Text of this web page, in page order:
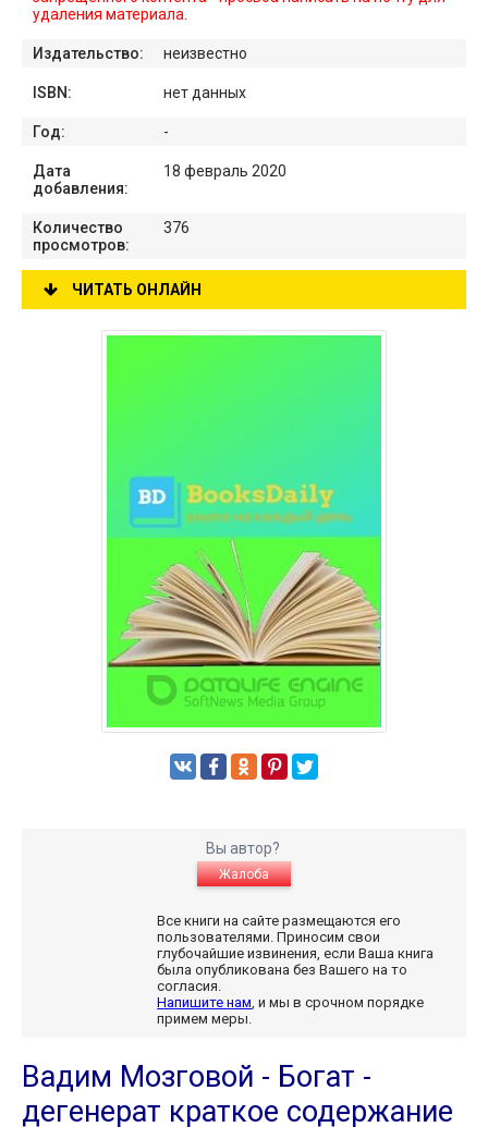
удаления материала.
Издательство: неизвестно
ISBN: нет данных
Год: -
Дата
добавления:
18 февраль 2020
Количество
просмотров:
376
ЧИТАТЬ ОНЛАЙН
Вы автор?
Жалоба
Все книги на сайте размещаются его
пользователями. Приносим свои
глубочайшие извинения, если Ваша книга
была опубликована без Вашего на то
согласия.
Напишите нам, и мы в срочном порядке
примем меры.
Вадим Мозговой - Богат -
дегенерат краткое содержание